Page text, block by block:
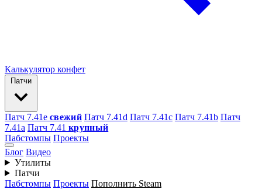
Калькулятор конфет
Патчи
Патч 7.41e свежий Патч 7.41d Патч 7.41c Патч 7.41b Патч
7.41а Патч 7.41 крупный
Пабстомпы Проекты
Блог Видео
Утилиты
Патчи
Пабстомпы Проекты Пополнить Steam